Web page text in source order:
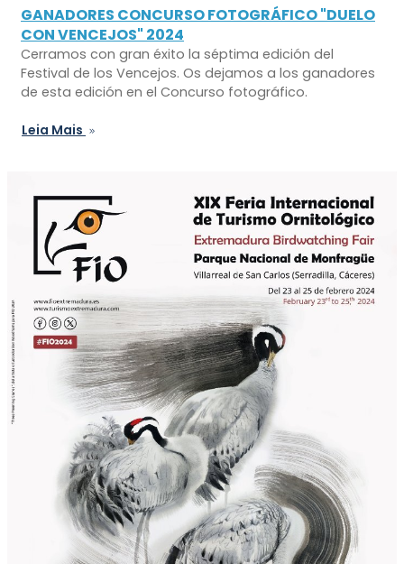
GANADORES CONCURSO FOTOGRÁFICO "DUELO
CON VENCEJOS" 2024
Cerramos con gran éxito la séptima edición del
Festival de los Vencejos. Os dejamos a los ganadores
de esta edición en el Concurso fotográfico.
Leia Mais